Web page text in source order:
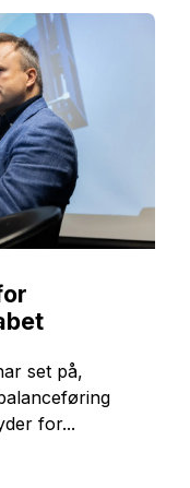
set på,
for...